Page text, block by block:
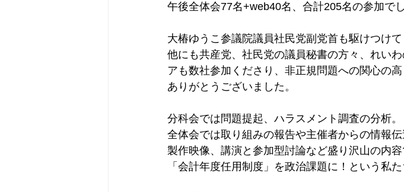
午後全体会77名+web40名、合計205名の参加でし
大椿ゆうこ参議院議員社民党副党首も駆けつけて
他にも共産党、社民党の議員秘書の方々、れい
アも数社参加くださり、非正規問題への関心の高
ありがとうございました。
分科会では問題提起、ハラスメント調査の分析。
全体会では取り組みの報告や主催者からの情報
製作映像、講演と参加型討論など盛り沢山の内容
「会計年度任用制度」を政治課題に！という私